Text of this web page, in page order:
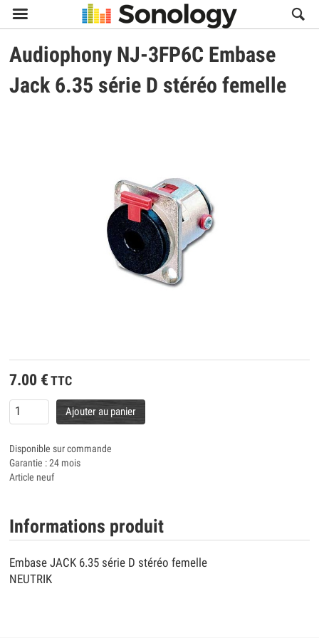

Audiophony NJ-3FP6C Embase
Jack 6.35 série D stéréo femelle
7.00 € TTC
Ajouter au panier
Disponible sur commande
Garantie : 24 mois
Article neuf
Informations produit
Embase JACK 6.35 série D stéréo femelle
NEUTRIK